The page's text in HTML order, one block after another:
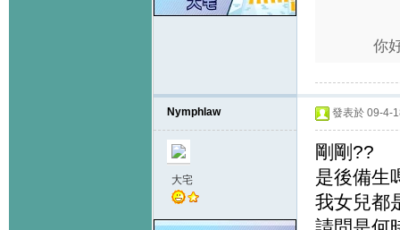
你
Nymphlaw
大宅
發表於 09-4-
剛剛??
是後備生
我女兒都